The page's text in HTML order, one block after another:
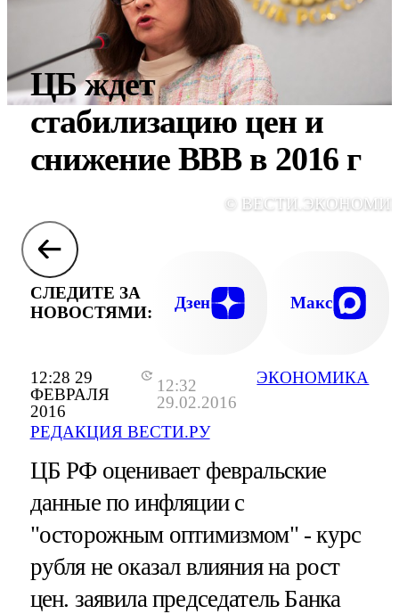
12:28 29
ФЕВРАЛЯ
2016
12:32
29.02.2016
РЕДАКЦИЯ ВЕСТИ.РУ
ЭКОНОМИКА
ЦБ ждет
стабилизацию цен и
снижение ВВВ в 2016 г
©
СЛЕДИТЕ ЗА
НОВОСТЯМИ:
Дзен Макс
ЦБ РФ оценивает февральские
данные по инфляции с
"осторожным оптимизмом" - курс
рубля не оказал влияния на рост
цен. заявила председатель Банка